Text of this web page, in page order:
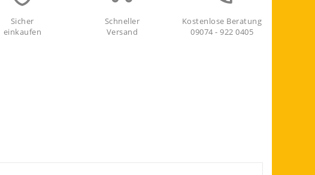
Sicher
einkaufen
Schneller
Versand
Kostenlose Beratung
09074 - 922 0405